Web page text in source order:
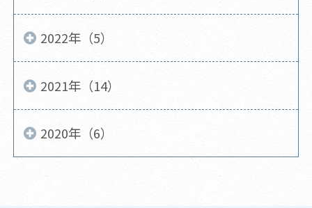
2022年（5）
2021年（14）
2020年（6）